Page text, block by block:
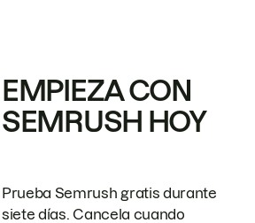
EMPIEZA CON
SEMRUSH HOY
Prueba Semrush gratis durante
siete días. Cancela cuando